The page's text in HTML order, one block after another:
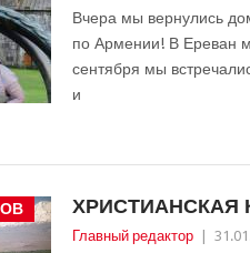
Вчера мы вернулись
по Армении! В Ереван
сентября мы
и
ХРИСТИАНСКАЯ
Главный редактор